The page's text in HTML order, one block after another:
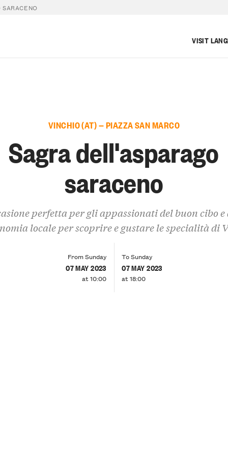
SARACENO
VISIT
VINCHIO (AT) — PIAZZA SAN MARCO
Sagra dell'asparago
saraceno
perfetta per gli appassionati del buon cibo
locale per scoprire e gustare le specialità di
From Sunday
07 MAY 2023
at 10:00
To Sunday
07 MAY 2023
at 18:00